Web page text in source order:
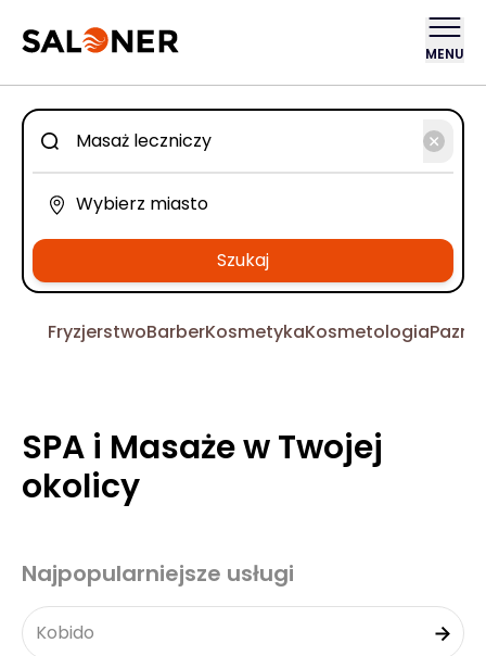
MENU
Szukaj
FryzjerstwoBarberKosmetykaKosmetologia
SPA i Masaże w Twojej
okolicy
Najpopularniejsze usługi
Kobido